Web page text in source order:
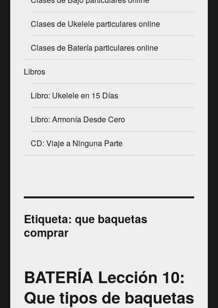
Clases de Ukelele particulares online
Clases de Batería particulares online
Libros
Libro: Ukelele en 15 Días
Libro: Armonía Desde Cero
CD: Viaje a Ninguna Parte
Etiqueta: que baquetas
comprar
BATERÍA Lección 10:
Que tipos de baquetas